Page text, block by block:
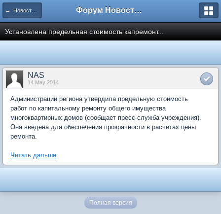
← Новости рынка недвижимости Форум Новостройки
Установлена предельная стоимость капремонт...
NAS
14 May 2014
Администрации региона утвердила предельную стоимость
работ по капитальному ремонту общего имущества
многоквартирных домов (сообщает пресс-служба учреждения).
Она введена для обеспечения прозрачности в расчетах цены
ремонта.
Читать дальше
Полная версия